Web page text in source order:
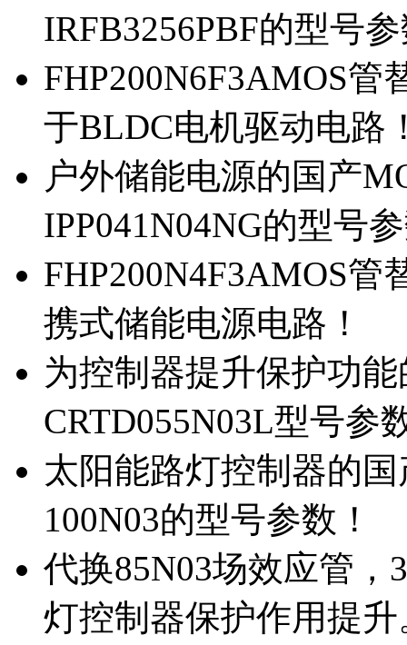
IRFB3256PBF的型号
FHP200N6F3AMOS管
于BLDC电机驱动电路
户外储能电源的国产
IPP041N04NG的型号
FHP200N4F3AMOS管
携式储能电源电路！
为控制器提升保护功
CRTD055N03L型号参
太阳能路灯控制器的
100N03的型号参数！
代换85N03场效应管
灯控制器保护作用提升